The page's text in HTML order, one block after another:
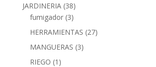
JARDINERIA (38)
fumigador (3)
HERRAMIENTAS (27)
MANGUERAS (3)
RIEGO (1)